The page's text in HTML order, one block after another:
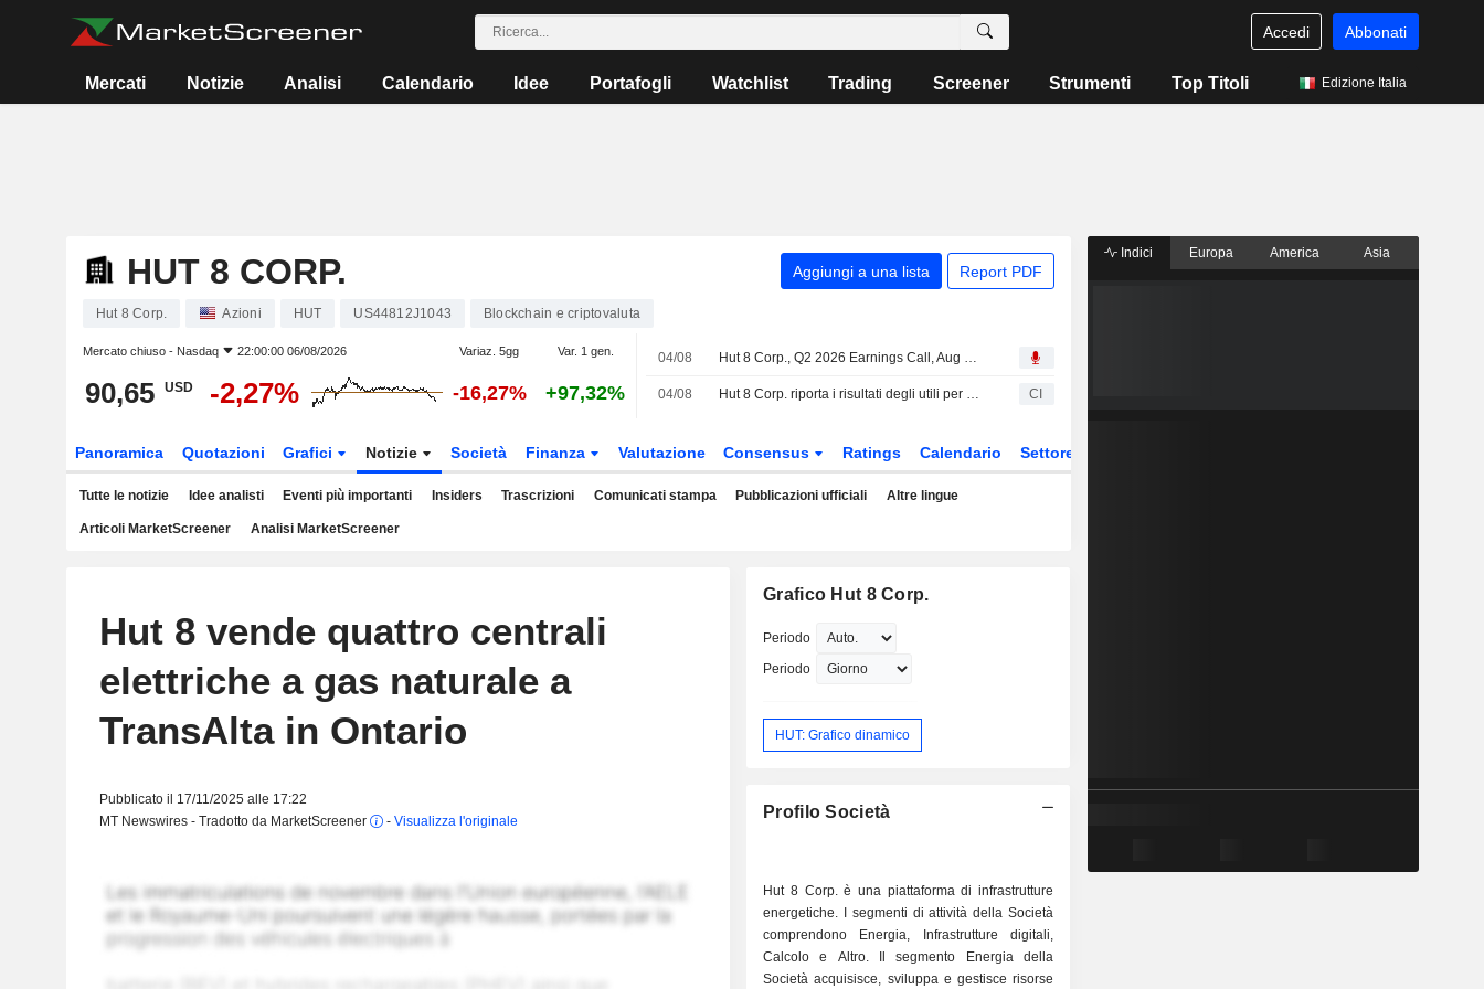
Accedi Abbonati
Mercati Notizie Analisi Calendario Idee Portafogli Watchlist Trading Screener Strumenti Top Titoli Edizione Italia
HUT 8 CORP. Aggiungi a una lista Report PDF
Hut 8 Corp. Azioni HUT US44812J1043 Blockchain e criptovaluta
Mercato chiuso - Nasdaq 22:00:00 06/08/2026 Variaz. 5gg Var. 1 gen.
90,65 USD -2,27% -16,27% +97,32%
04/08 Hut 8 Corp., Q2 2026 Earnings Call, Aug 04, 2026
04/08 Hut 8 Corp. riporta i risultati degli utili per il secondo trimestre e per il semestre conclusosi il 30 giugno 2026 CI
Panoramica Quotazioni Grafici Notizie Società Finanza Valutazione Consensus Ratings Calendario Settore
Tutte le notizie Idee analisti Eventi più importanti Insiders Trascrizioni Comunicati stampa Pubblicazioni ufficiali Altre lingue
Articoli MarketScreener Analisi MarketScreener
Hut 8 vende quattro centrali
elettriche a gas naturale a
TransAlta in Ontario
Pubblicato il 17/11/2025 alle 17:22
MT Newswires - Tradotto da MarketScreener
- Visualizza l'originale
Grafico Hut 8 Corp.
Periodo
Periodo
HUT: Grafico dinamico
Profilo Società
Hut 8 Corp. è una piattaforma di infrastrutture
energetiche. I segmenti di attività della Società
comprendono Energia, Infrastrutture digitali,
Calcolo e Altro. Il segmento Energia della
Società acquisisce, sviluppa e gestisce risorse
Indici Europa America Asia